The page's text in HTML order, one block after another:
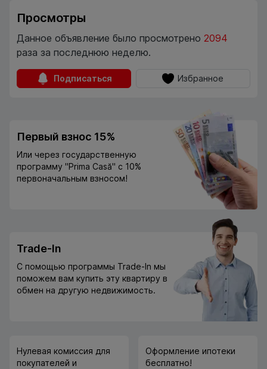
Просмотры
Данное объявление было просмотрено 2094
раза за последнюю неделю.
Подписаться Избранное
Первый взнос 15%
Или через государственную
программу "Prima Casă" с 10%
первоначальным взносом!
Trade-In
С помощью программы Trade-In мы
поможем вам купить эту квартиру в
обмен на другую недвижимость.
Нулевая комиссия для
покупателей и
Оформление ипотеки
бесплатно!